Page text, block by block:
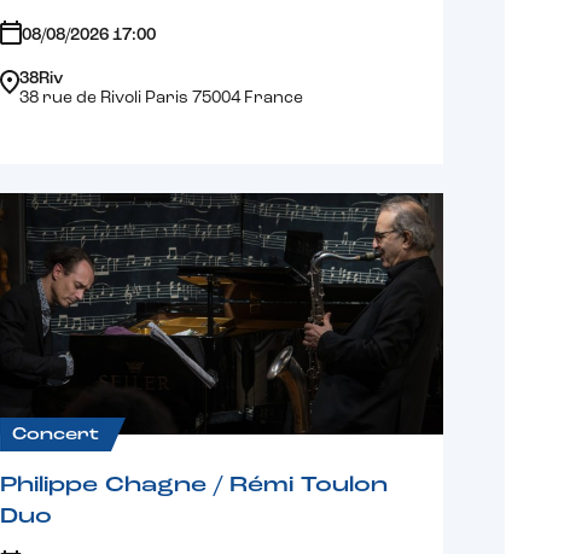
08/08/2026 17:00
38Riv
38 rue de Rivoli Paris 75004 France
Concert
Philippe Chagne / Rémi Toulon
Duo